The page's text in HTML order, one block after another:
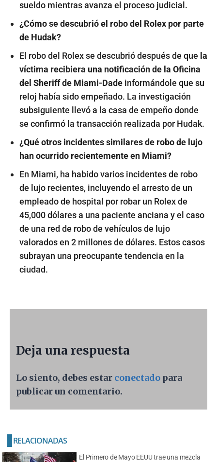
sueldo mientras avanza el proceso judicial.
¿Cómo se descubrió el robo del Rolex por parte
de Hudak?
El robo del Rolex se descubrió después de que la
víctima recibiera una notificación de la Oficina
del Sheriff de Miami-Dade informándole que su
reloj había sido empeñado. La investigación
subsiguiente llevó a la casa de empeño donde
se confirmó la transacción realizada por Hudak.
¿Qué otros incidentes similares de robo de lujo
han ocurrido recientemente en Miami?
En Miami, ha habido varios incidentes de robo
de lujo recientes, incluyendo el arresto de un
empleado de hospital por robar un Rolex de
45,000 dólares a una paciente anciana y el caso
de una red de robo de vehículos de lujo
valorados en 2 millones de dólares. Estos casos
subrayan una preocupante tendencia en la
ciudad.
Deja una respuesta
Lo siento, debes estar conectado para
publicar un comentario.
El Primero de Mayo EEUU trae una mezcla
RELACIONADAS